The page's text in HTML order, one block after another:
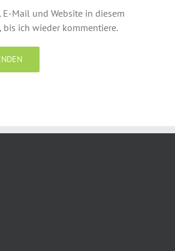
E-Mail und Website in diesem
bis ich wieder kommentiere.